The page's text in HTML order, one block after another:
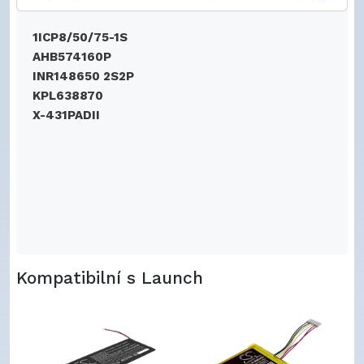
1ICP8/50/75-1S
AHB574160P
INR148650 2S2P
KPL638870
X-431PADII
Kompatibilní s Launch